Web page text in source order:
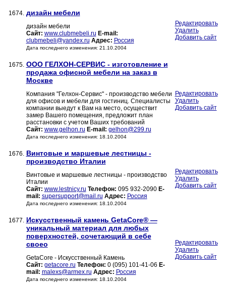
1674. дизайн мебели
дизайн мебели
Сайт: www.clubmebeli.ru E-mail:
clubmebeli@yandex.ru Адрес: Россия
Дата последнего изменения: 21.10.2004
Редактировать
Удалить
Добавить сайт
1675. ООО ГЕЛХОН-СЕРВИС - изготовление и
продажа офисной мебели на заказ в
Москве
Компания "Гелхон-Сервис" - производство мебели
для офисов и мебели для гостиниц. Специалисты
компании выедут к Вам на место, осуществит
замер Вашего помещения, предложит план
расстановки с учетом Ваших требований
Сайт: www.gelhon.ru E-mail: gelhon@299.ru
Дата последнего изменения: 18.10.2004
Редактировать
Удалить
Добавить сайт
1676. Винтовые и маршевые лестницы -
производство Италии
Винтовые и маршевые лестницы - производство
Италии
Сайт: www.lestnicy.ru Телефон: 095 932-2090 E-
mail: supersupport@mail.ru Адрес: Россия
Дата последнего изменения: 18.10.2004
Редактировать
Удалить
Добавить сайт
1677. Искусственный камень GetaCore® —
уникальный материал для любых
поверхностей, сочетающий в себе
своео
GetaCore - Искусственный Камень
Сайт: getacore.ru Телефон: 0 (095) 101-41-06 E-
mail: malexs@armex.ru Адрес: Россия
Дата последнего изменения: 18.10.2004
Редактировать
Удалить
Добавить сайт